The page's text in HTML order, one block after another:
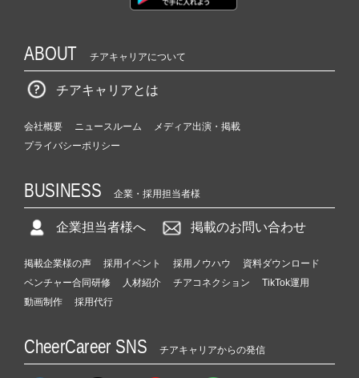
ABOUT チアキャリアについて
チアキャリアとは
会社概要 ニュースルーム
メディア出演・掲載
プライバシーポリシー
BUSINESS 企業・採用担当者様
企業担当者様へ 掲載のお問い合わせ
掲載企業様の声 採用イベント 採用ノウハウ
資料ダウンロード
ベンチャー合同研修
人材紹介 チアコネクション
TikTok運用
動画制作
採用代行
CheerCareer SNS チアキャリアからの発信